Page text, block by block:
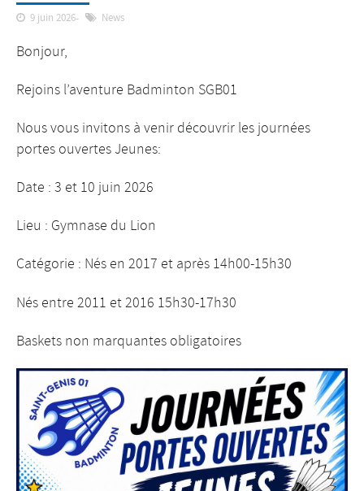
9 juin 2026 News
Bonjour,
Rejoins l’aventure Badminton SGB01
Nous vous invitons à venir découvrir les journées
portes ouvertes Jeunes:
Date : 3 et 10 juin 2026
Lieu : Gymnase du Lion
Catégorie : Nés en 2017 et après 14h00-15h30
Nés entre 2011 et 2016 15h30-17h30
Baskets non marquantes obligatoires